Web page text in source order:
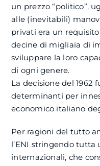
un prezzo “politico”,
alle (inevitabili)
privati era un
decine di migliaia di
sviluppare la loro
di ogni genere.
La decisione del 1962
determinanti per
economico italiano
Per ragioni del tutto
l’ENI stringendo tutta
internazionali, che